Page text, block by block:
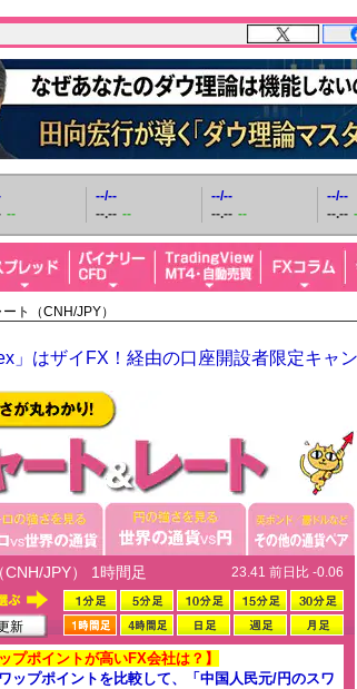
--
--/--
--.-- --
--/--
--.-- --
--/--
--.--
ト（CNH/JPY）
」はザイFX！経由の口座開設者限定キャ
JPY） 1時間足 23.41 前日比 -0.06
新
プポイントが高いFX会社は？】
ップポイントを比較して、「中国人民元/円のスワ